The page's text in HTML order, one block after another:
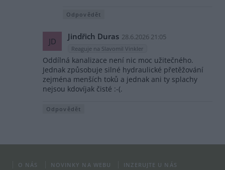
Odpovědět
JD Jindřich Duras 28.6.2026 21:05
Reaguje na Slavomil Vinkler
Oddílná kanalizace není nic moc užitečného.
Jednak způsobuje silné hydraulické přetěžování
zejména menších toků a jednak ani ty splachy
nejsou kdovíjak čisté :-(.
Odpovědět
O NÁS NOVINKY NA WEBU
INZERUJTE U NÁS